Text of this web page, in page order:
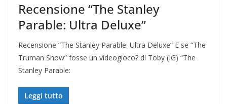
Recensione “The Stanley
Parable: Ultra Deluxe”
Recensione “The Stanley Parable: Ultra Deluxe” E se “The
Truman Show” fosse un videogioco? di Toby (IG) “The
Stanley Parable:
Leggi tutto